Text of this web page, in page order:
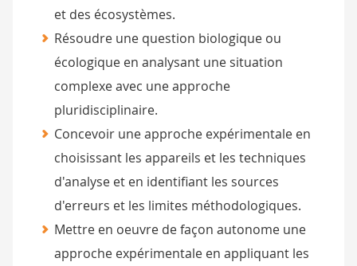
et des écosystèmes.
Résoudre une question biologique ou
écologique en analysant une situation
complexe avec une approche
pluridisciplinaire.
Concevoir une approche expérimentale en
choisissant les appareils et les techniques
d'analyse et en identifiant les sources
d'erreurs et les limites méthodologiques.
Mettre en oeuvre de façon autonome une
approche expérimentale en appliquant les